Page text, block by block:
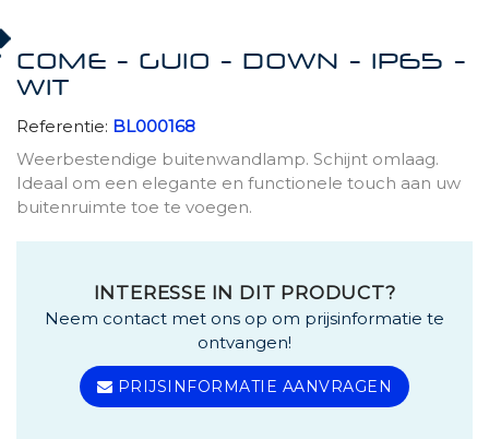
COME - GU10 - DOWN - IP65 -
WIT
Referentie: BL000168
Weerbestendige buitenwandlamp. Schijnt omlaag.
Ideaal om een ​​elegante en functionele touch aan uw
buitenruimte toe te voegen.
INTERESSE IN DIT PRODUCT?
Neem contact met ons op om prijsinformatie te
ontvangen!
PRIJSINFORMATIE AANVRAGEN